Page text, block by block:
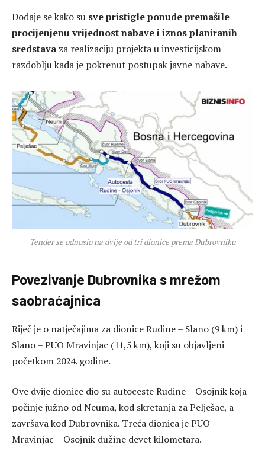
Dodaje se kako su sve pristigle ponude premašile
procijenjenu vrijednost nabave i iznos planiranih
sredstava za realizaciju projekta u investicijskom
razdoblju kada je pokrenut postupak javne nabave.
Tender se odnosio na dvije od tri dionice prema Dubrovniku
Povezivanje Dubrovnika s mrežom
saobraćajnica
Riječ je o natječajima za dionice Rudine – Slano (9 km) i
Slano – PUO Mravinjac (11,5 km), koji su objavljeni
početkom 2024. godine.
Ove dvije dionice dio su autoceste Rudine – Osojnik koja
počinje južno od Neuma, kod skretanja za Pelješac, a
završava kod Dubrovnika. Treća dionica je PUO
Mravinjac – Osojnik dužine devet kilometara.